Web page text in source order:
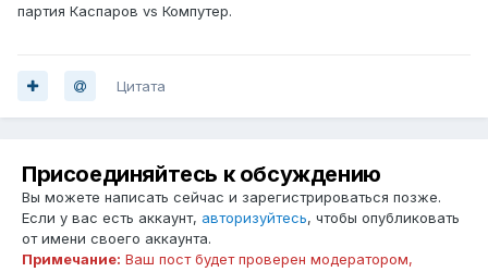
партия Каспаров vs Компутер.
Цитата
Присоединяйтесь к обсуждению
Вы можете написать сейчас и зарегистрироваться позже.
Если у вас есть аккаунт, авторизуйтесь, чтобы опубликовать
от имени своего аккаунта.
Примечание: Ваш пост будет проверен модератором,